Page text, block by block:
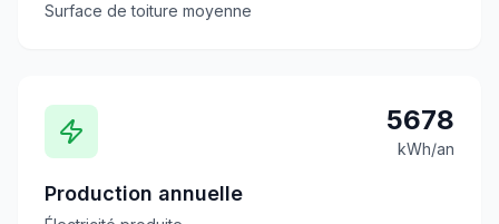
Surface de toiture moyenne
5678
kWh/an
Production annuelle